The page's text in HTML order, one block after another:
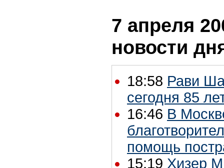
7 апреля
новости
18:58 Рави
сегодня 85
16:46 В
помощь
15:19 Хизер